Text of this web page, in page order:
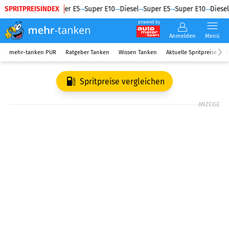
SPRITPREISINDEX
Diesel Super E5 Super E10 Diesel Super E5 Super E10 Diesel
powered by
Anmelden Menü
mehr-tanken PUR Ratgeber Tanken Wissen Tanken Aktuelle Spritpreise
Spritpreise vergleichen
ANZEIGE